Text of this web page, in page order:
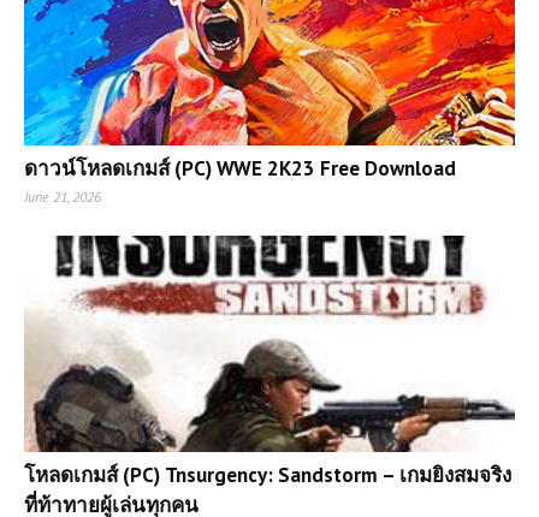
ดาวน์โหลดเกมส์ (PC) WWE 2K23 Free Download
June 21, 2026
โหลดเกมส์ (PC) Tnsurgency: Sandstorm – เกมยิงสมจริง
ที่ท้าทายผู้เล่นทุกคน